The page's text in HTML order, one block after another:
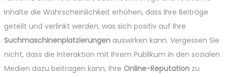
Inhalte die Wahrscheinlichkeit erhöhen, dass Ihre Beiträge
geteilt und verlinkt werden, was sich positiv auf Ihre
Suchmaschinenplatzierungen auswirken kann. Vergessen Sie
nicht, dass die Interaktion mit Ihrem Publikum in den sozialen
Medien dazu beitragen kann, Ihre Online-Reputation zu